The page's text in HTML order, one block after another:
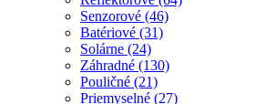
Senzorové (46)
Batériové (31)
Solárne (24)
Záhradné (130)
Pouličné (21)
Priemyselné (27)